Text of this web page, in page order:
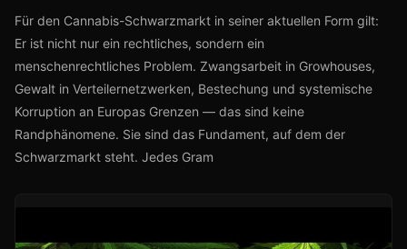
Für den Cannabis-Schwarzmarkt in seiner aktuellen Form gilt:
Er ist nicht nur ein rechtliches, sondern ein
menschenrechtliches Problem. Zwangsarbeit in Growhouses,
Gewalt in Verteilernetzwerken, Bestechung und systemische
Korruption an Europas Grenzen — das sind keine
Randphänomene. Sie sind das Fundament, auf dem der
Schwarzmarkt steht. Jedes Gram